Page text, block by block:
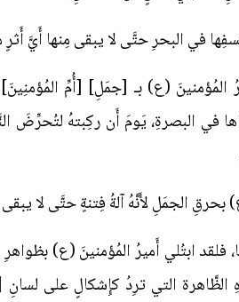
المُؤمنينَ (ع) بـ [جمَلِ] [أُمِّ
بحرقِ الجمَلِ لأَنَّهُ آلةُ فِتنةٍ حتَّى لا
فلقد ابتُلي أَميرُ المُؤمنينَ (ع)
الظَّاهرة التي ترِدُ كإِشكالٍ على